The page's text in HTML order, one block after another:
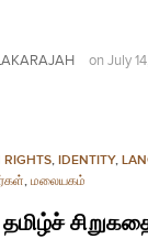
on July
, IDENTITY,
, மலையகம்